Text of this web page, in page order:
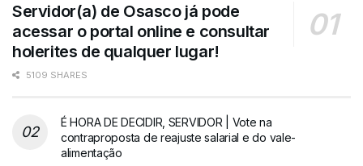
Servidor(a) de Osasco já pode
acessar o portal online e consultar
holerites de qualquer lugar!
5109 SHARES
É HORA DE DECIDIR, SERVIDOR | Vote na
contraproposta de reajuste salarial e do vale-
alimentação